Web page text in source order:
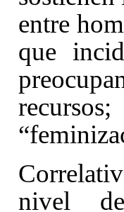
entre
que
nivel